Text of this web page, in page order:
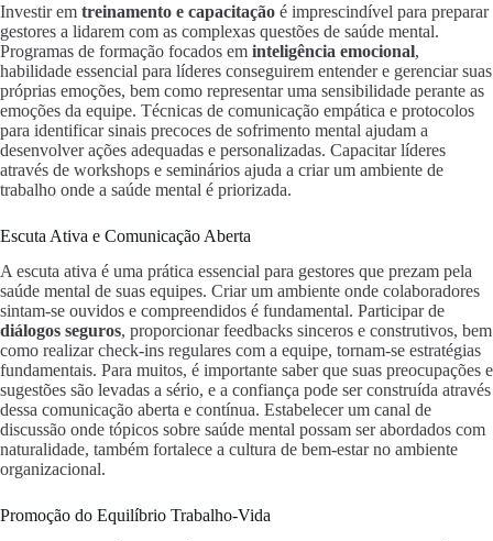
Investir em treinamento e capacitação é imprescindível para preparar
gestores a lidarem com as complexas questões de saúde mental.
Programas de formação focados em inteligência emocional,
habilidade essencial para líderes conseguirem entender e gerenciar suas
próprias emoções, bem como representar uma sensibilidade perante as
emoções da equipe. Técnicas de comunicação empática e protocolos
para identificar sinais precoces de sofrimento mental ajudam a
desenvolver ações adequadas e personalizadas. Capacitar líderes
através de workshops e seminários ajuda a criar um ambiente de
trabalho onde a saúde mental é priorizada.
Escuta Ativa e Comunicação Aberta
A escuta ativa é uma prática essencial para gestores que prezam pela
saúde mental de suas equipes. Criar um ambiente onde colaboradores
sintam-se ouvidos e compreendidos é fundamental. Participar de
diálogos seguros, proporcionar feedbacks sinceros e construtivos, bem
como realizar check-ins regulares com a equipe, tornam-se estratégias
fundamentais. Para muitos, é importante saber que suas preocupações e
sugestões são levadas a sério, e a confiança pode ser construída através
dessa comunicação aberta e contínua. Estabelecer um canal de
discussão onde tópicos sobre saúde mental possam ser abordados com
naturalidade, também fortalece a cultura de bem-estar no ambiente
organizacional.
Promoção do Equilíbrio Trabalho-Vida